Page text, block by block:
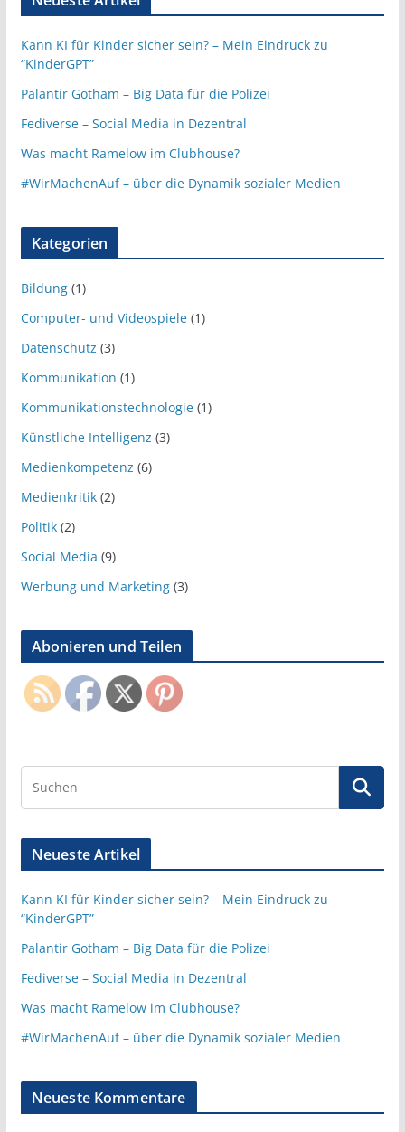
Kann KI für Kinder sicher sein? – Mein Eindruck zu
“KinderGPT”
Palantir Gotham – Big Data für die Polizei
Fediverse – Social Media in Dezentral
Was macht Ramelow im Clubhouse?
#WirMachenAuf – über die Dynamik sozialer Medien
Kategorien
Bildung(1)
Computer- und Videospiele(1)
Datenschutz (3)
Kommunikation (1)
Kommunikationstechnologie(1)
Künstliche Intelligenz (3)
Medienkompetenz (6)
Medienkritik(2)
Politik(2)
Social Media (9)
Werbung und Marketing(3)
Abonieren und Teilen
Neueste Artikel
Kann KI für Kinder sicher sein? – Mein Eindruck zu
“KinderGPT”
Palantir Gotham – Big Data für die Polizei
Fediverse – Social Media in Dezentral
Was macht Ramelow im Clubhouse?
#WirMachenAuf – über die Dynamik sozialer Medien
Neueste Kommentare